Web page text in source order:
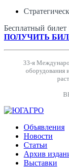
Бесплатный
ПОЛУЧИТЬ
33-я
оборудования
Объявления
Новости
Статьи
Архив
Выставки